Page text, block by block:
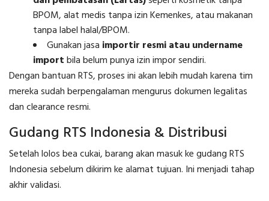
BPOM, alat medis tanpa izin Kemenkes, atau makanan
tanpa label halal/BPOM.
Gunakan jasa importir resmi atau undername
importbila belum punya izin impor sendiri.
Dengan bantuan RTS, proses ini akan lebih mudah karena tim
mereka sudah berpengalaman mengurus dokumen legalitas
dan clearance resmi.
Gudang RTS Indonesia & Distribusi
Setelah lolos bea cukai, barang akan masuk ke gudang RTS
Indonesia sebelum dikirim ke alamat tujuan. Ini menjadi tahap
akhir validasi.